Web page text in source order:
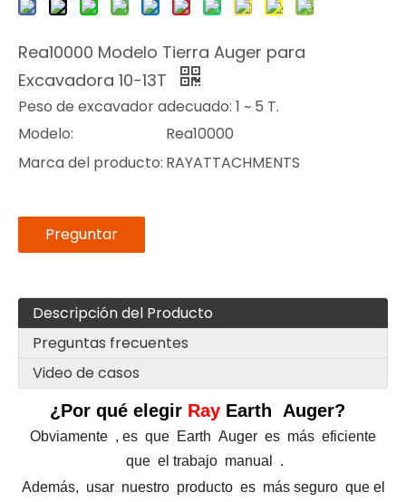
Rea10000 Modelo Tierra Auger para
Excavadora 10-13T
Peso de excavador adecuado: 1 ~ 5 T.
Modelo:
Rea10000
Marca del producto: RAYATTACHMENTS
Preguntar
Descripción del Producto
Preguntas frecuentes
Video de casos
¿Por qué elegir Ray Earth Auger?
Obviamente , es que Earth Auger es más eficiente
que el trabajo manual .
Además, usar nuestro producto es más seguro que el